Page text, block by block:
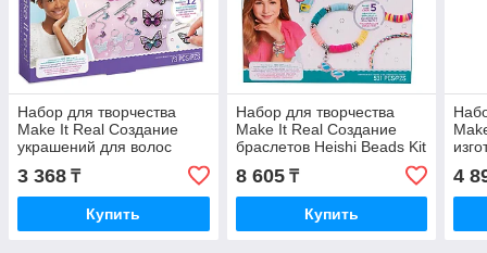
Набор для творчества
Make It Real Создание
украшений для волос
Crown of Enchantment
1421MR
3 368 ₸
Купить
Набор для творчества
Make It Real Создание
браслетов Heishi Beads Kit
1741MR
8 605₸
Купить
4